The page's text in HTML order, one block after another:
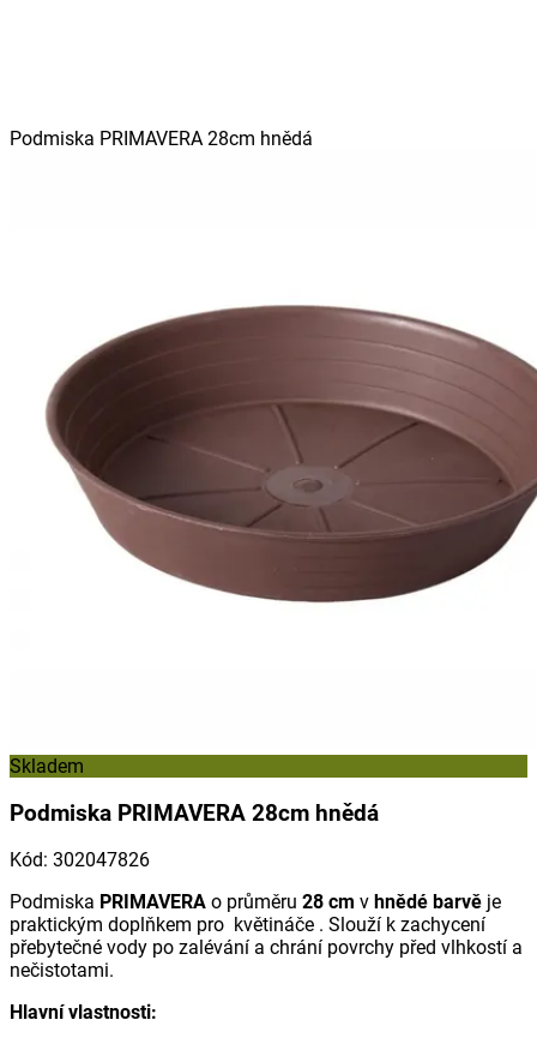
Podmiska PRIMAVERA 28cm hnědá
Skladem
Podmiska PRIMAVERA 28cm hnědá
Kód: 302047826
Podmiska PRIMAVERA o průměru 28 cm v hnědé barvě je
praktickým doplňkem pro květináče . Slouží k zachycení
přebytečné vody po zalévání a chrání povrchy před vlhkostí a
nečistotami.
Hlavní vlastnosti: